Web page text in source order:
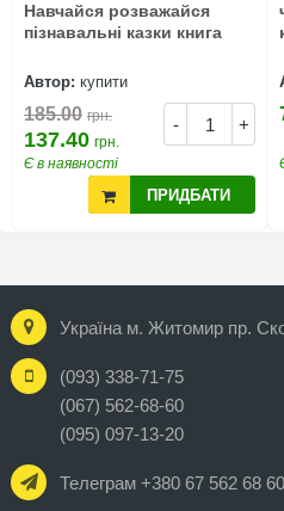
Навчайся розважайся
пізнавальні казки книга
Автор: купити
- +
185.00 грн.
137.40 грн.
Є в наявності
ПРИДБАТИ
Україна м. Житомир пр.
(093) 338-71-75
(067) 562-68-60
(095) 097-13-20
Телеграм +380 67 562 68 60